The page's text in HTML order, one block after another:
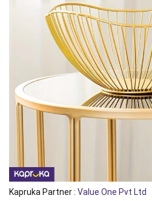
Kapruka Partner : Value One Pvt Ltd